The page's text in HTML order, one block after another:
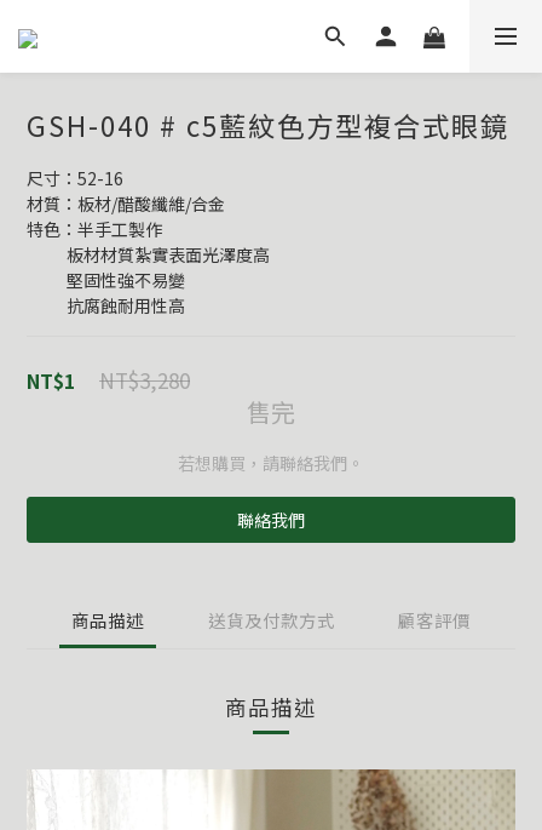
GSH-040 # c5藍紋色方型複合式眼鏡
尺寸：52-16
材質：板材/醋酸纖維/合金
特色：半手工製作
           板材材質紮實表面光澤度高
           堅固性強不易變
           抗腐蝕耐用性高
NT$1 NT$3,280
售完
若想購買，請聯絡我們。
聯絡我們
商品描述 送貨及付款方式 顧客評價
商品描述